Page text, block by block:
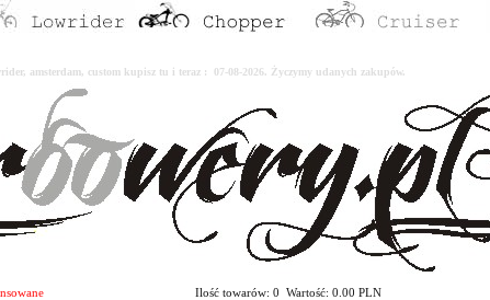
amsterdam, custom kupisz tu i teraz : 07-08-2026. Życzymy udanych zakupów.
Ilość towarów: 0 Wartość: 0.00 PLN